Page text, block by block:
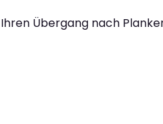
Übergang nach